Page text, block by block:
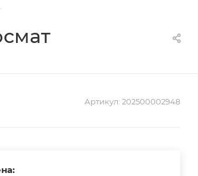
Артикул: 202500002948